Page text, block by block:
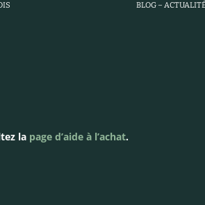
BLOG –
la page d’aide à l’achat.